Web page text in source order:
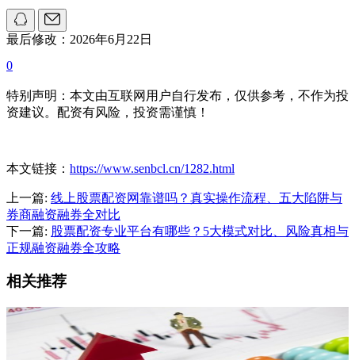
最后修改：2026年6月22日
0
特别声明：本文由互联网用户自行发布，仅供参考，不作为投
资建议。配资有风险，投资需谨慎！
本文链接： https://www.senbcl.cn/1282.html
上一篇: 线上股票配资网靠谱吗？真实操作流程、五大陷阱与
券商融资融券全对比
下一篇: 股票配资专业平台有哪些？5大模式对比、风险真相与
正规融资融券全攻略
相关推荐